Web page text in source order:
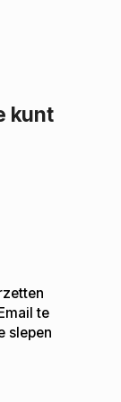
kunt
te
slepen